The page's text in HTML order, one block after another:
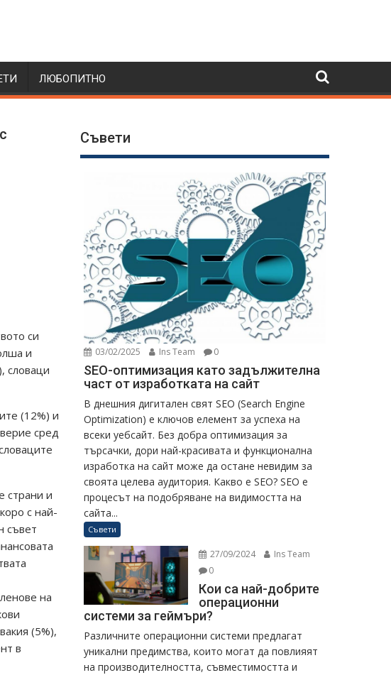
ЛЮБОПИТНО
си
и
словаци
(12%) и
сред
страни и
с най-
съвет
на
(5%),
в
Съвети
03/02/2025 Ins Team 0
SEO-оптимизация като задължителна
част от изработката на сайт
В днешния дигитален свят SEO (Search Engine
Optimization) е ключов елемент за успеха на
всеки уебсайт. Без добра оптимизация за
търсачки, дори най-красивата и функционална
изработка на сайт може да остане невидим за
своята целева аудитория. Какво е SEO? SEO е
процесът на подобряване на видимостта на
сайта...
Съвети
27/09/2024
Ins Team
0
Кои са най-добрите
операционни
системи за геймъри?
Различните операционни системи предлагат
уникални предимства, които могат да повлияят
на производителността, съвместимостта и